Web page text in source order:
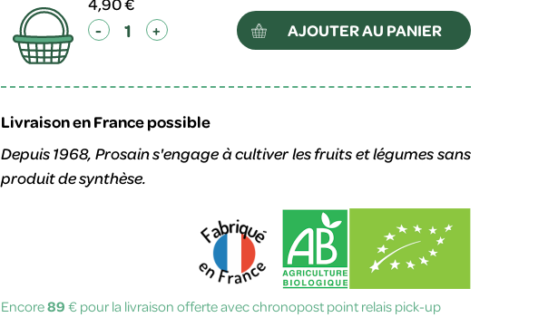
- + AJOUTER AU PANIER
Livraison en France possible
Depuis 1968, Prosain s'engage à cultiver les fruits et légumes sans
produit de synthèse.
Encore89 € pour la livraison offerte avec chronopost point relais pick-up